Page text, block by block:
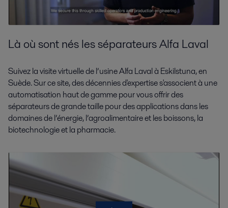
Là où sont nés les séparateurs Alfa Laval
Suivez lavisite virtuelle de l’usine Alfa Laval à Eskilstuna, en
Suède. Sur ce site, des décennies d'expertise s'associent à une
automatisation haut de gamme pour vous offrir des
séparateurs de grande taille pour des applicationsdans les
domaines del’énergie, l’agroalimentaire et les boissons, la
biotechnologie et la pharmacie.